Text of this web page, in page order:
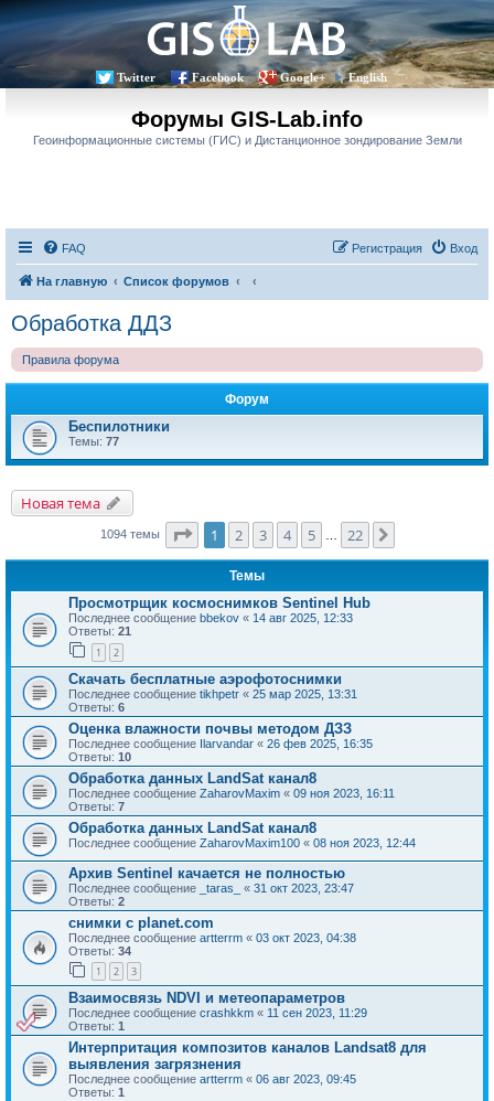
Twitter Facebook Google+ English
Форумы GIS-Lab.info
Геоинформационные системы (ГИС) и Дистанционное зондирование Земли
FAQ Вход
Регистрация
На главную Список форумов
Обработка ДДЗ
Правила форума
Форум
Беспилотники
Темы: 77
Новая тема
1094 темы Страница1 из
1 2 3 4 5 22
Темы
Просмотрщик космоснимков Sentinel Hub
Последнее сообщение bbekov « 14 авг 2025, 12:33
Ответы: 21
1 2
Скачать бесплатные аэрофотоснимки
Последнее сообщение tikhpetr « 25 мар 2025, 13:31
Ответы: 6
Оценка влажности почвы методом ДЗЗ
Последнее сообщение Ilarvandar « 26 фев 2025, 16:35
Ответы: 10
Обработка данных LandSat канал8
Последнее сообщение ZaharovMaxim « 09 ноя 2023, 16:11
Ответы: 7
Обработка данных LandSat канал8
Последнее сообщение ZaharovMaxim100 « 08 ноя 2023, 12:44
Архив Sentinel качается не полностью
Последнее сообщение _taras_ « 31 окт 2023, 23:47
Ответы: 2
снимки с planet.com
Последнее сообщение artterrm « 03 окт 2023, 04:38
Ответы: 34
1 2 3
Взаимосвязь NDVI и метеопараметров
Последнее сообщение crashkkm « 11 сен 2023, 11:29
Ответы: 1
Интерпритация композитов каналов Landsat8 для
выявления загрязнения
Последнее сообщение artterrm « 06 авг 2023, 09:45
Ответы: 1